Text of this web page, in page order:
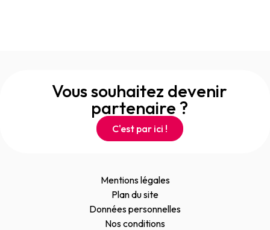
Vous souhaitez devenir
partenaire ?
C'est par ici !
Mentions légales
Plan du site
Données personnelles
Nos conditions